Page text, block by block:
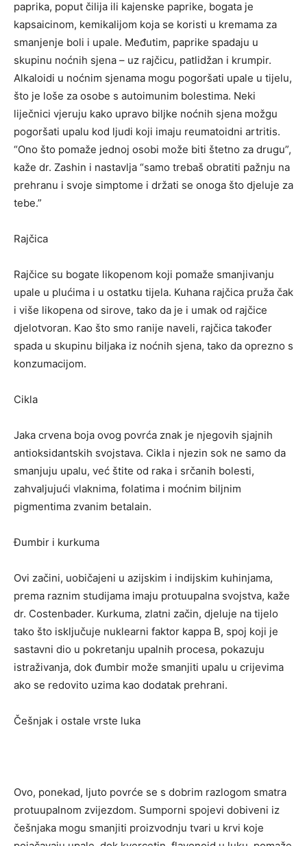
paprika, poput čilija ili kajenske paprike, bogata je
kapsaicinom, kemikalijom koja se koristi u kremama za
smanjenje boli i upale. Međutim, paprike spadaju u
skupinu noćnih sjena – uz rajčicu, patlidžan i krumpir.
Alkaloidi u noćnim sjenama mogu pogoršati upale u tijelu,
što je loše za osobe s autoimunim bolestima. Neki
liječnici vjeruju kako upravo biljke noćnih sjena možgu
pogoršati upalu kod ljudi koji imaju reumatoidni artritis.
“Ono što pomaže jednoj osobi može biti štetno za drugu”,
kaže dr. Zashin i nastavlja “samo trebaš obratiti pažnju na
prehranu i svoje simptome i držati se onoga što djeluje za
tebe.”
Rajčica
Rajčice su bogate likopenom koji pomaže smanjivanju
upale u plućima i u ostatku tijela. Kuhana rajčica pruža čak
i više likopena od sirove, tako da je i umak od rajčice
djelotvoran. Kao što smo ranije naveli, rajčica također
spada u skupinu biljaka iz noćnih sjena, tako da oprezno s
konzumacijom.
Cikla
Jaka crvena boja ovog povrća znak je njegovih sjajnih
antioksidantskih svojstava. Cikla i njezin sok ne samo da
smanjuju upalu, već štite od raka i srčanih bolesti,
zahvaljujući vlaknima, folatima i moćnim biljnim
pigmentima zvanim betalain.
Đumbir i kurkuma
Ovi začini, uobičajeni u azijskim i indijskim kuhinjama,
prema raznim studijama imaju protuupalna svojstva, kaže
dr. Costenbader. Kurkuma, zlatni začin, djeluje na tijelo
tako što isključuje nuklearni faktor kappa B, spoj koji je
sastavni dio u pokretanju upalnih procesa, pokazuju
istraživanja, dok đumbir može smanjiti upalu u crijevima
ako se redovito uzima kao dodatak prehrani.
Češnjak i ostale vrste luka
Ovo, ponekad, ljuto povrće se s dobrim razlogom smatra
protuupalnom zvijezdom. Sumporni spojevi dobiveni iz
češnjaka mogu smanjiti proizvodnju tvari u krvi koje